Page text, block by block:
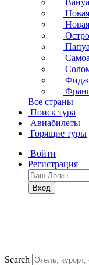
Самоа
Все страны
Поиск тура
Авиабилеты
Горящие туры
Войти
Регистрация
Вход
Search